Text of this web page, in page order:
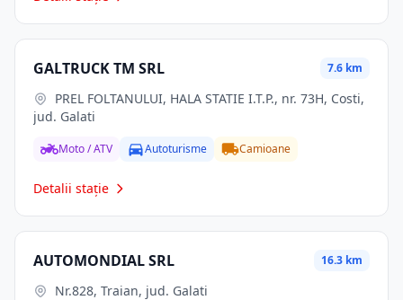
GALTRUCK TM SRL 7.6 km
jud. Galati
Moto / ATV Autoturisme Camioane
Detalii stație
AUTOMONDIAL SRL 16.3 km
Nr.828, Traian, jud. Galati